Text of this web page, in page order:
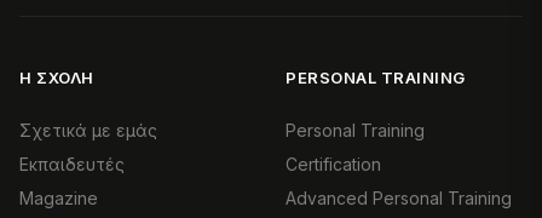
Η ΣΧΟΛΉ
Σχετικά με εμάς
Εκπαιδευτές
Magazine
PERSONAL TRAINING
Personal Training
Certification
Advanced Personal Training